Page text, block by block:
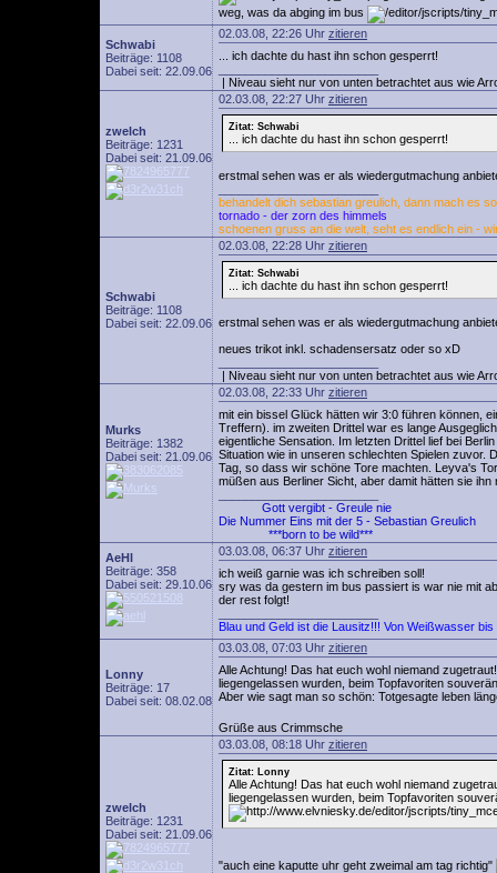
weg, was da abging im bus
Schwabi
Beiträge: 1108
Dabei seit: 22.09.06
02.03.08, 22:26 Uhr zitieren
... ich dachte du hast ihn schon gesperrt!
| Niveau sieht nur von unten betrachtet aus wie
zwelch
Beiträge: 1231
Dabei seit: 21.09.06
02.03.08, 22:27 Uhr zitieren
Zitat: Schwabi
... ich dachte du hast ihn schon gesperrt!
erstmal sehen was er als wiedergutmachung
behandelt dich sebastian greulich, dann mach es
tornado - der zorn des himmels
schoenen gruss an die welt, seht es endlich ein -
Schwabi
Beiträge: 1108
Dabei seit: 22.09.06
02.03.08, 22:28 Uhr zitieren
Zitat: Schwabi
... ich dachte du hast ihn schon gesperrt!
erstmal sehen was er als wiedergutmachung
neues trikot inkl. schadensersatz oder so xD
| Niveau sieht nur von unten betrachtet aus wie
Murks
Beiträge: 1382
Dabei seit: 21.09.06
02.03.08, 22:33 Uhr zitieren
mit ein bissel Glück hätten wir 3:0 führen können,
Treffern). im zweiten Drittel war es lange
eigentliche Sensation. Im letzten Drittel lief bei
Situation wie in unseren schlechten Spielen zuvor.
Tag, so dass wir schöne Tore machten. Leyva's
müßen aus Berliner Sicht, aber damit hätten sie ihn
Gott vergibt - Greule nie
Die Nummer Eins mit der 5 - Sebastian Greulich
***born to be wild***
AeHl
Beiträge: 358
Dabei seit: 29.10.06
03.03.08, 06:37 Uhr zitieren
ich weiß garnie was ich schreiben soll!
sry was da gestern im bus passiert is war nie mit
der rest folgt!
Blau und Geld ist die Lausitz!!! Von Weißwasser
Lonny
Beiträge: 17
Dabei seit: 08.02.08
03.03.08, 07:03 Uhr zitieren
Alle Achtung! Das hat euch wohl niemand
liegengelassen wurden, beim Topfavoriten
Aber wie sagt man so schön: Totgesagte leben
Grüße aus Crimmsche
zwelch
Beiträge: 1231
Dabei seit: 21.09.06
03.03.08, 08:18 Uhr zitieren
Zitat: Lonny
Alle Achtung! Das hat euch wohl niemand
liegengelassen wurden, beim Topfavoriten
"auch eine kaputte uhr geht zweimal am tag richtig"